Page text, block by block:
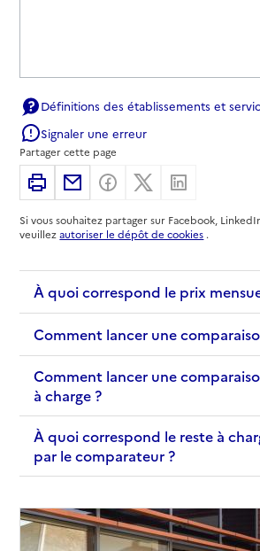
Définitions des établissements et
Signaler une erreur
Partager cette page
ImprimerPartager par email
Partager sur Facebook
Partager sur X
Si vous souhaitez partager sur Facebook,
veuillezautoriser le dépôt de cookies .
À quoi correspond le prix
Comment lancer une
Comment lancer une
à charge ?
À quoi correspond le reste à
par le comparateur ?